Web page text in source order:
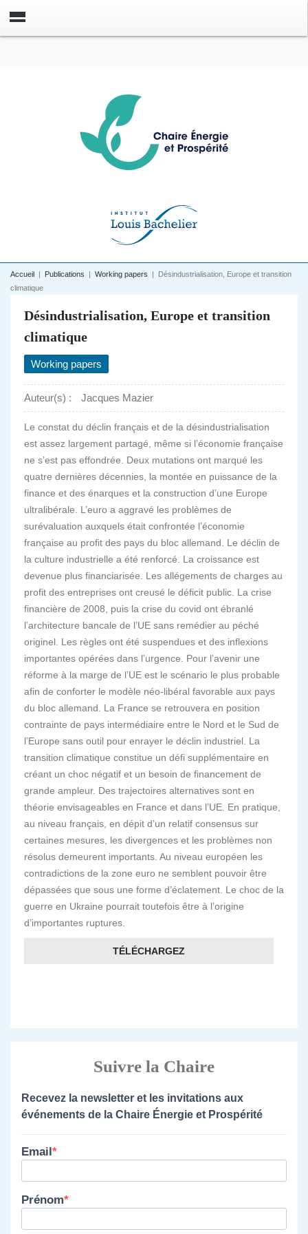
Accueil | Publications | Working papers | Désindustrialisation, Europe et transition
climatique
Désindustrialisation, Europe et transition
climatique
Working papers
Auteur(s) : Jacques Mazier
Le constat du déclin français et de la désindustrialisation
est assez largement partagé, même si l’économie française
ne s’est pas effondrée. Deux mutations ont marqué les
quatre dernières décennies, la montée en puissance de la
finance et des énarques et la construction d’une Europe
ultralibérale. L’euro a aggravé les problèmes de
surévaluation auxquels était confrontée l’économie
française au profit des pays du bloc allemand. Le déclin de
la culture industrielle a été renforcé. La croissance est
devenue plus financiarisée. Les allégements de charges au
profit des entreprises ont creusé le déficit public. La crise
financière de 2008, puis la crise du covid ont ébranlé
l’architecture bancale de l’UE sans remédier au péché
originel. Les règles ont été suspendues et des inflexions
importantes opérées dans l’urgence. Pour l’avenir une
réforme à la marge de l’UE est le scénario le plus probable
afin de conforter le modèle néo-libéral favorable aux pays
du bloc allemand. La France se retrouvera en position
contrainte de pays intermédiaire entre le Nord et le Sud de
l’Europe sans outil pour enrayer le déclin industriel. La
transition climatique constitue un défi supplémentaire en
créant un choc négatif et un besoin de financement de
grande ampleur. Des trajectoires alternatives sont en
théorie envisageables en France et dans l’UE. En pratique,
au niveau français, en dépit d’un relatif consensus sur
certaines mesures, les divergences et les problèmes non
résolus demeurent importants. Au niveau européen les
contradictions de la zone euro ne semblent pouvoir être
dépassées que sous une forme d’éclatement. Le choc de la
guerre en Ukraine pourrait toutefois être à l’origine
d’importantes ruptures.
TÉLÉCHARGEZ
Suivre la Chaire
Recevez la newsletter et les invitations aux
événements de la Chaire Énergie et Prospérité
Email
Prénom